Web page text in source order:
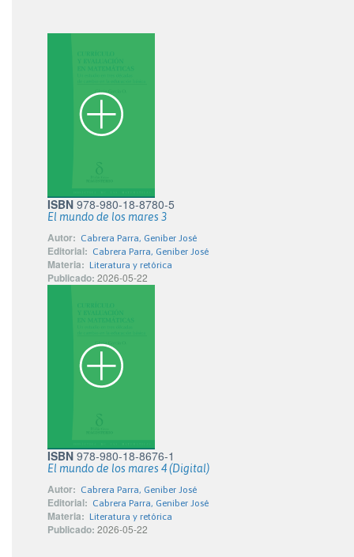
ISBN 978-980-18-8780-5
El mundo de los mares 3
Autor: Cabrera Parra, Geniber José
Editorial: Cabrera Parra, Geniber José
Materia: Literatura y retórica
Publicado: 2026-05-22
ISBN 978-980-18-8676-1
El mundo de los mares 4 (Digital)
Autor: Cabrera Parra, Geniber José
Editorial: Cabrera Parra, Geniber José
Materia: Literatura y retórica
Publicado: 2026-05-22